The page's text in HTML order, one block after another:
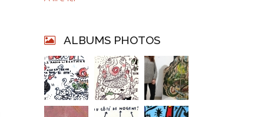
ALBUMS PHOTOS